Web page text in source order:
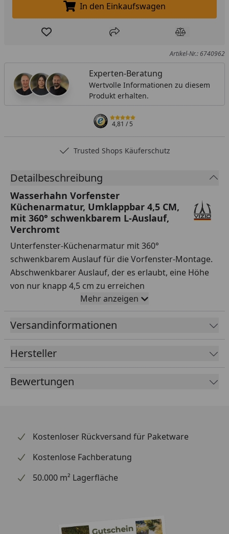
In den Einkaufswagen legen
In den Einkaufswagen
Produkt zur Wunschliste hinzufügen
Teilen Produkt
Artikel-Nr.: 6740962
Experten-Beratung
Wertvolle Informationen zu diesem
Produkt erhalten.
4,81/ 5
Trusted Shops Käuferschutz
Detailbeschreibung
Wasserhahn Vorfenster
Küchenarmatur, Umklappbar 4,5 CM,
mit 360° schwenkbarem L-Auslauf,
Verchromt
Unterfenster-Küchenarmatur mit 360°
schwenkbarem Auslauf für die Vorfenster-Montage.
Abschwenkbarer Auslauf, der es erlaubt, eine Höhe
von nur knapp 4,5 cm zu erreichen
Auslauf um 360° schwenkbar.
Hochwertige keramische Standard-Mischpatrone,
Bedien-Hebel: rechts.
Messing nach Umweltbundesamt UBA Liste und
nach DIN EN 50930 Teil 6.
max 65°C
Hochwertige Verchromung für lange anhaltenden
Anschluss-Schläuche sind DVGW KTW A1 zertifiziert.
Mehr anzeigen
Versandinformationen
Hersteller
Bewertungen
Kostenloser Rückversand für Paketware
Kostenlose Fachberatung
50.000 m² Lagerfläche